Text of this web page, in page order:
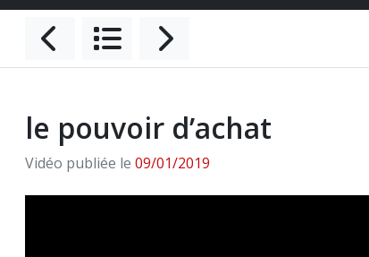
le pouvoir d’achat
Vidéo publiée le 09/01/2019